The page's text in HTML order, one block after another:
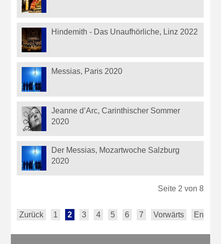
Hindemith - Das Unaufhörliche, Linz 2022
Messias, Paris 2020
Jeanne d’Arc, Carinthischer Sommer
2020
Der Messias, Mozartwoche Salzburg
2020
Seite 2 von 8
Zurück 1 2 3 4 5 6 7 Vorwärts Ende